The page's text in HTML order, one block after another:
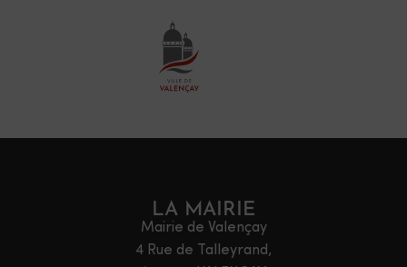
LA MAIRIE
Mairie de Valençay
4 Rue de Talleyrand,